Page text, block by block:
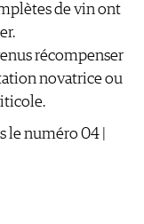
de vin ont
récompenser
novatrice ou
le numéro 04 |